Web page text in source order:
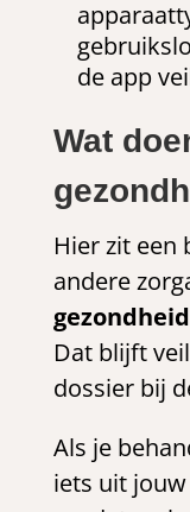
de app
Wat
Hier zit een
andere
Dat blijft
dossier bij
Als je
iets uit